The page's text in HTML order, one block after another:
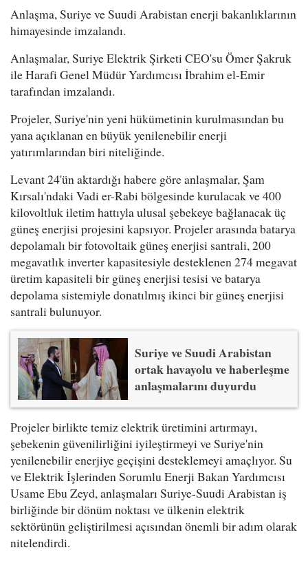
Anlaşma, Suriye ve Suudi Arabistan enerji bakanlıklarının
himayesinde imzalandı.
Anlaşmalar, Suriye Elektrik Şirketi CEO'su Ömer Şakruk
ile Harafi Genel Müdür Yardımcısı İbrahim el-Emir
tarafından imzalandı.
Projeler, Suriye'nin yeni hükümetinin kurulmasından bu
yana açıklanan en büyük yenilenebilir enerji
yatırımlarından biri niteliğinde.
Levant 24'ün aktardığı habere göre anlaşmalar, Şam
Kırsalı'ndaki Vadi er-Rabi bölgesinde kurulacak ve 400
kilovoltluk iletim hattıyla ulusal şebekeye bağlanacak üç
güneş enerjisi projesini kapsıyor. Projeler arasında batarya
depolamalı bir fotovoltaik güneş enerjisi santrali, 200
megavatlık inverter kapasitesiyle desteklenen 274 megavat
üretim kapasiteli bir güneş enerjisi tesisi ve batarya
depolama sistemiyle donatılmış ikinci bir güneş enerjisi
santrali bulunuyor.
Suriye ve Suudi Arabistan
ortak havayolu ve haberleşme
anlaşmalarını duyurdu
Projeler birlikte temiz elektrik üretimini artırmayı,
şebekenin güvenilirliğini iyileştirmeyi ve Suriye'nin
yenilenebilir enerjiye geçişini desteklemeyi amaçlıyor. Su
ve Elektrik İşlerinden Sorumlu Enerji Bakan Yardımcısı
Usame Ebu Zeyd, anlaşmaları Suriye-Suudi Arabistan iş
birliğinde bir dönüm noktası ve ülkenin elektrik
sektörünün geliştirilmesi açısından önemli bir adım olarak
nitelendirdi.